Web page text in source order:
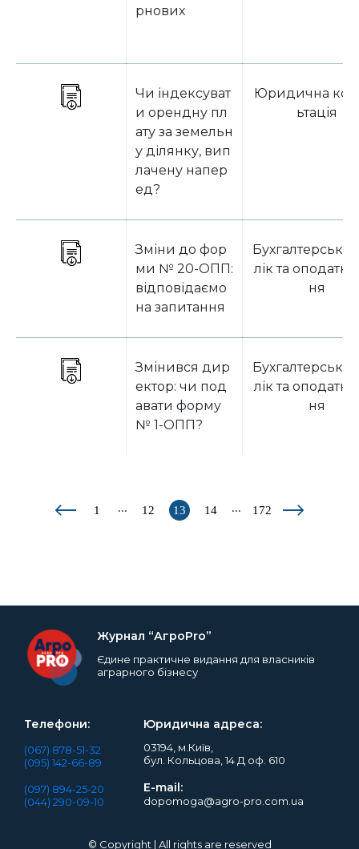
рнових
Чи індексуват
и орендну пл
ату за земельн
у ділянку, вип
лачену напер
ед?
Юридична
ьтація
Зміни до фор
ми № 20-ОПП:
відповідаємо
на запитання
лік та
ня
Змінився дир
ектор: чи под
авати форму
№ 1-ОПП?
лік та
ня
1 ... 12 13 14 ... 172
Журнал “АгроPro”
Єдине практичне видання для власників
аграрного бізнесу
Юридична адреса:
03194, м.Київ,
бул. Кольцова, 14 Д оф. 610
Телефони:
(067) 878-51-32
(095) 142-66-89
(097) 894-25-20
(044) 290-09-10
E-mail:
dopomoga@agro-pro.com.ua
© Copyright | All rights are reserved